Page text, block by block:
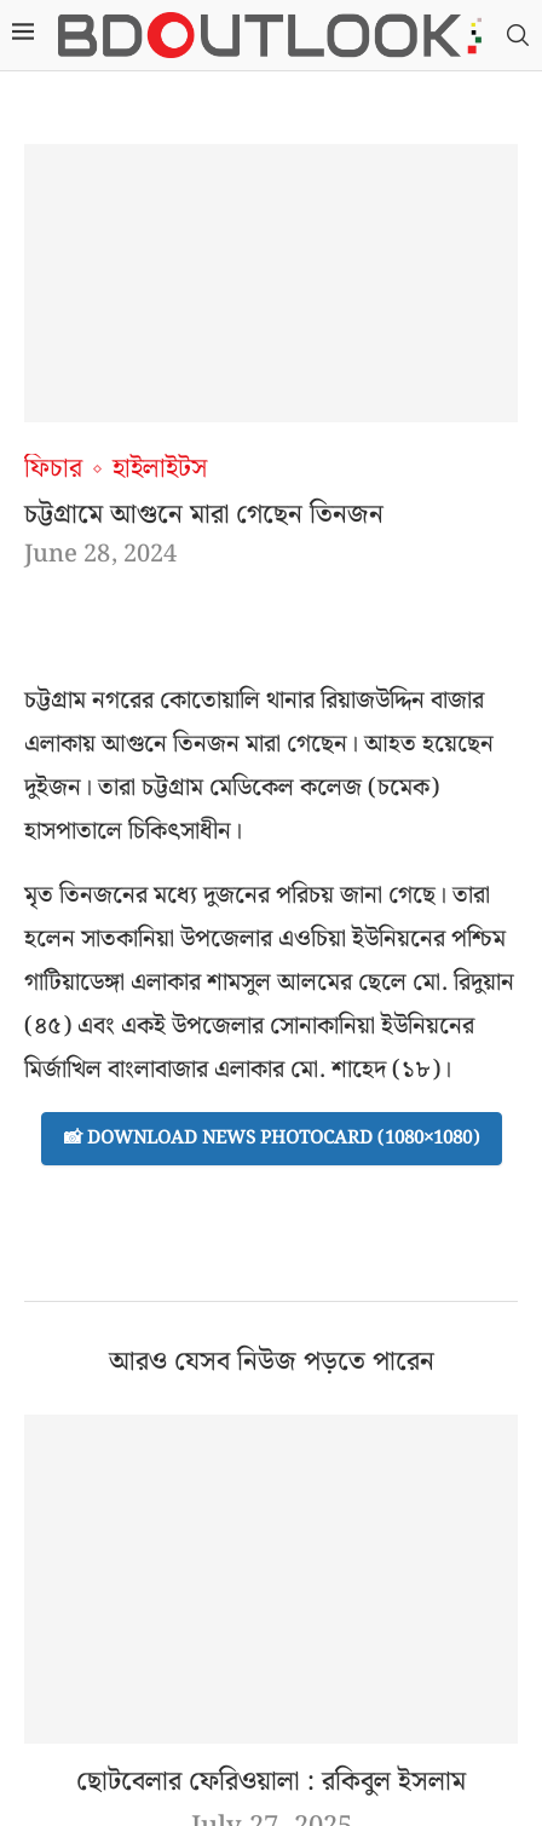
ফিচার
হাইলাইটস
চট্টগ্রামে আগুনে মারা গেছেন তিনজন
June 28, 2024
চট্টগ্রাম নগরের কোতোয়ালি থানার রিয়াজউদ্দিন বাজার
এলাকায় আগুনে তিনজন মারা গেছেন। আহত হয়েছেন
দুইজন। তারা চট্টগ্রাম মেডিকেল কলেজ (চমেক)
হাসপাতালে চিকিৎসাধীন।
মৃত তিনজনের মধ্যে দুজনের পরিচয় জানা গেছে। তারা
হলেন সাতকানিয়া উপজেলার এওচিয়া ইউনিয়নের পশ্চিম
গাটিয়াডেঙ্গা এলাকার শামসুল আলমের ছেলে মো. রিদুয়ান
(৪৫) এবং একই উপজেলার সোনাকানিয়া ইউনিয়নের
মির্জাখিল বাংলাবাজার এলাকার মো. শাহেদ (১৮)।
📸 DOWNLOAD NEWS PHOTOCARD (1080×1080)
আরও যেসব নিউজ পড়তে পারেন
ছোটবেলার ফেরিওয়ালা : রকিবুল ইসলাম